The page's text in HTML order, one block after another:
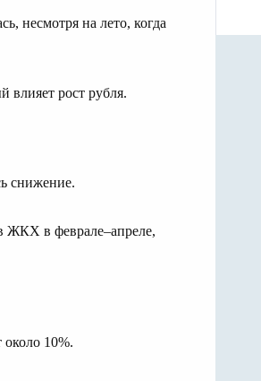
несмотря на лето, когда
влияет рост рубля.
снижение.
ЖКХ в феврале–апреле,
около 10%.